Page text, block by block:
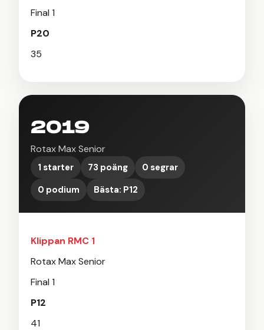
Final 1
P20
35
2019
Rotax Max Senior
1 starter 73 poäng
0 segrar
0 podium
Bästa: P12
Klippan RMC 1
Rotax Max Senior
Final 1
P12
41